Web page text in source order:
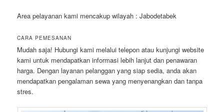
Area pelayanan kami mencakup wilayah : Jabodetabek
CARA PEMESANAN
Mudah saja! Hubungi kami melalui telepon atau kunjungi website
kami untuk mendapatkan informasi lebih lanjut dan penawaran
harga. Dengan layanan pelanggan yang siap sedia, anda akan
mendapatkan pengalaman sewa yang menyenangkan dan tanpa
stres.